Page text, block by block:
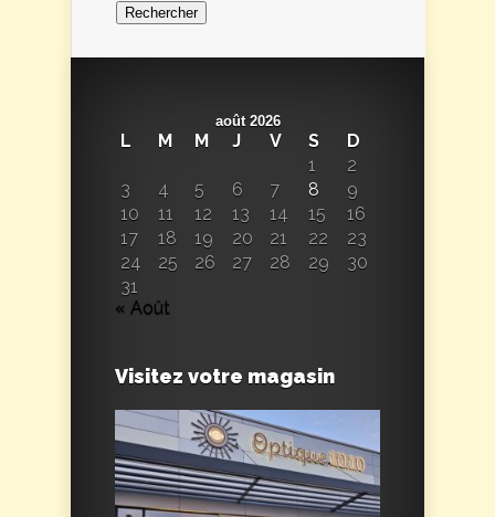
août 2026
L M M J V S
D
1
2
3
4 5 6 7 8
9
10
11 12 13 14 15
16
17
18 19 20 21 22
23
24
25 26 27 28 29
30
31
« Août
Visitez votre magasin